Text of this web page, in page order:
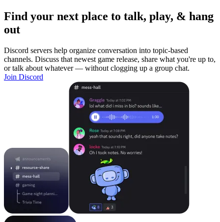
Find your next place to talk, play, & hang
out
Discord servers help organize conversation into topic-based
channels. Discuss that newest game release, share what you're up to,
or talk about whatever — without clogging up a group chat.
Join Discord